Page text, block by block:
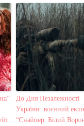
До Дня Незалежності
України: воєнний
“Снайпер. Білий